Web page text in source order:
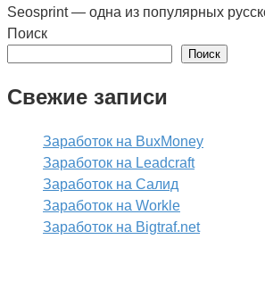
Seosprint — одна из популярных
Поиск
Поиск
Свежие записи
Заработок на BuxMoney
Заработок на Leadcraft
Заработок на Салид
Заработок на Workle
Заработок на Bigtraf.net